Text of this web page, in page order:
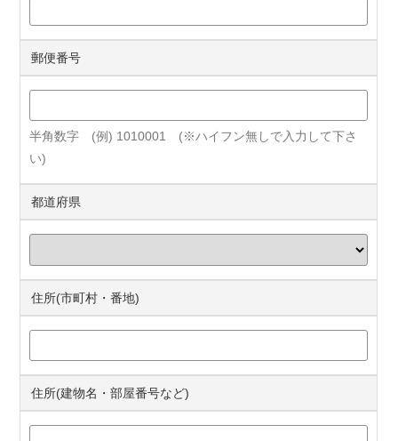
郵便番号
半角数字 (例) 1010001 (※ハイフン無しで入力して下さ
い)
都道府県
住所(市町村・番地)
住所(建物名・部屋番号など)